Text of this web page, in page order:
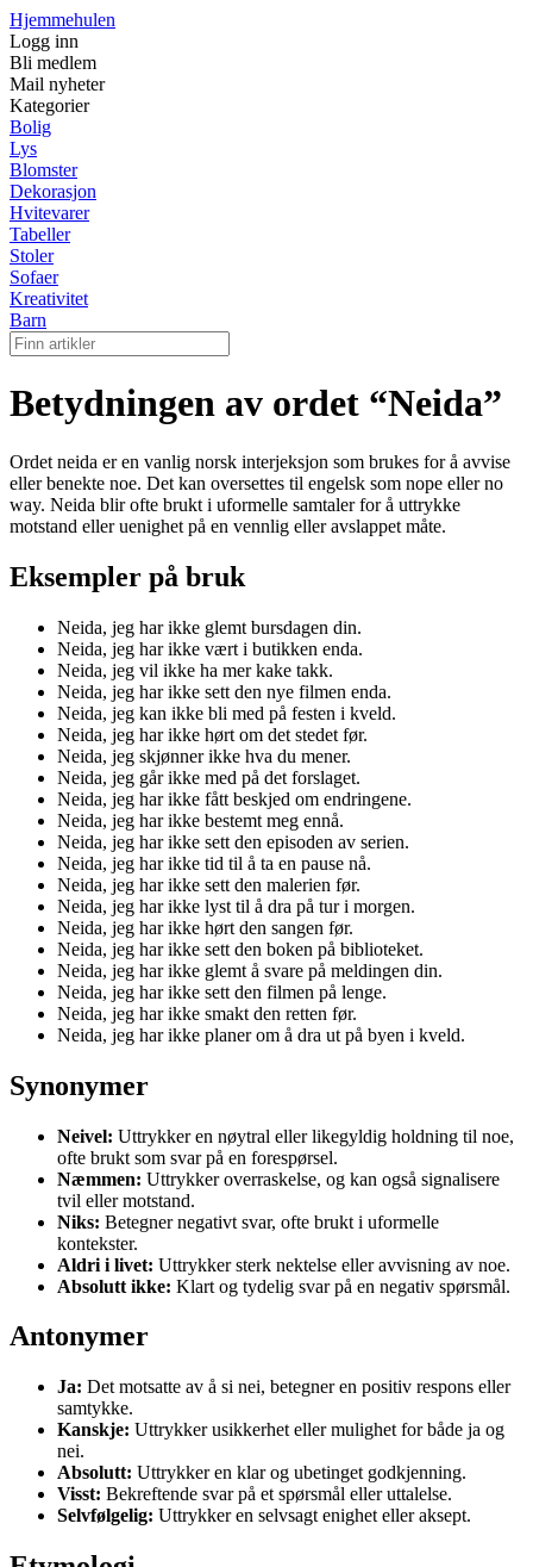
Hjemmehulen
Logg inn
Bli medlem
Mail nyheter
Kategorier
Bolig
Lys
Blomster
Dekorasjon
Hvitevarer
Tabeller
Stoler
Sofaer
Kreativitet
Barn
Betydningen av ordet “Neida”
Ordet neida er en vanlig norsk interjeksjon som brukes for å avvise
eller benekte noe. Det kan oversettes til engelsk som nope eller no
way. Neida blir ofte brukt i uformelle samtaler for å uttrykke
motstand eller uenighet på en vennlig eller avslappet måte.
Eksempler på bruk
Neida, jeg har ikke glemt bursdagen din.
Neida, jeg har ikke vært i butikken enda.
Neida, jeg vil ikke ha mer kake takk.
Neida, jeg har ikke sett den nye filmen enda.
Neida, jeg kan ikke bli med på festen i kveld.
Neida, jeg har ikke hørt om det stedet før.
Neida, jeg skjønner ikke hva du mener.
Neida, jeg går ikke med på det forslaget.
Neida, jeg har ikke fått beskjed om endringene.
Neida, jeg har ikke bestemt meg ennå.
Neida, jeg har ikke sett den episoden av serien.
Neida, jeg har ikke tid til å ta en pause nå.
Neida, jeg har ikke sett den malerien før.
Neida, jeg har ikke lyst til å dra på tur i morgen.
Neida, jeg har ikke hørt den sangen før.
Neida, jeg har ikke sett den boken på biblioteket.
Neida, jeg har ikke glemt å svare på meldingen din.
Neida, jeg har ikke sett den filmen på lenge.
Neida, jeg har ikke smakt den retten før.
Neida, jeg har ikke planer om å dra ut på byen i kveld.
Synonymer
Neivel: Uttrykker en nøytral eller likegyldig holdning til noe,
ofte brukt som svar på en forespørsel.
Næmmen: Uttrykker overraskelse, og kan også signalisere
tvil eller motstand.
Niks: Betegner negativt svar, ofte brukt i uformelle
kontekster.
Aldri i livet: Uttrykker sterk nektelse eller avvisning av noe.
Absolutt ikke: Klart og tydelig svar på en negativ spørsmål.
Antonymer
Ja: Det motsatte av å si nei, betegner en positiv respons eller
samtykke.
Kanskje: Uttrykker usikkerhet eller mulighet for både ja og
nei.
Absolutt: Uttrykker en klar og ubetinget godkjenning.
Visst: Bekreftende svar på et spørsmål eller uttalelse.
Selvfølgelig: Uttrykker en selvsagt enighet eller aksept.